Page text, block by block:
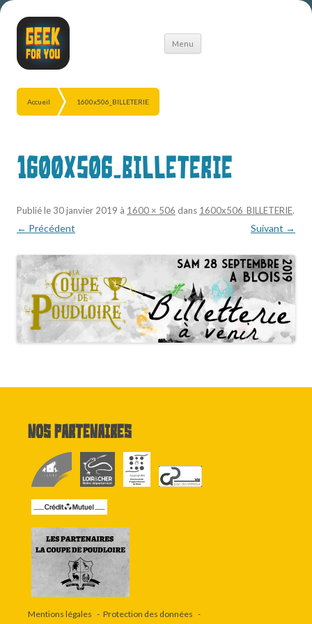
Menu
Aller
Accueil 1600x506_BILLETERIE
1600x506_BILLETERIE
Publié le 30 janvier 2019 à 1600 × 506 dans 1600x506_BILLETERIE.
← Précédent Suivant →
Nos partenaires
Mentions légales Protection des données